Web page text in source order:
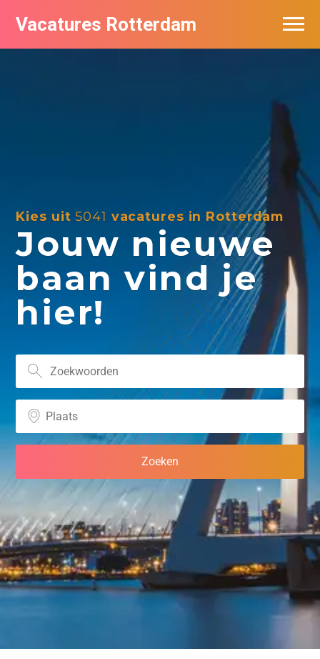
Vacatures Rotterdam
Kies uit5041 vacatures in Rotterdam
Jouw nieuwe
baan vind je
hier!
Vacatures per bedrijf